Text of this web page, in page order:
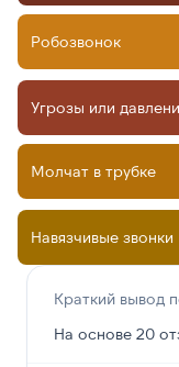
Робозвонок
Угрозы или
Молчат в трубке
Навязчивые звонки
Краткий вывод
На основе 20